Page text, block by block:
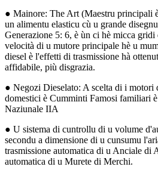
● Mainore: The Art (Maestru principali
un alimentu elasticu cù u grande
Generazione 5: 6, è ùn ci hè micca gridi
velocità di u mutore principale hè u
diesel è l'effetti di trasmissione hà
affidabile, più disgrazia.
● Negozi Dieselato: A scelta di i motori
domestici è Cumminti Famosi familiari
Naziunale IIA
● U sistema di cuntrollu di u volume
secondu a dimensione di u cunsumu
trasmissione automatica di u Anciale di
automatica di u Murete di Merchi.